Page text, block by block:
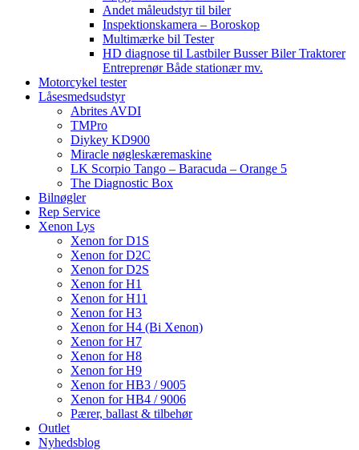
Andet måleudstyr til biler
Inspektionskamera – Boroskop
Multimærke bil Tester
HD diagnose til Lastbiler Busser Biler Traktorer
Entreprenør Både stationær mv.
Motorcykel tester
Låsesmedsudstyr
Abrites AVDI
TMPro
Diykey KD900
Miracle nøgleskæremaskine
LK Scorpio Tango – Baracuda – Orange 5
The Diagnostic Box
Bilnøgler
Rep Service
Xenon Lys
Xenon for D1S
Xenon for D2C
Xenon for D2S
Xenon for H1
Xenon for H11
Xenon for H3
Xenon for H4 (Bi Xenon)
Xenon for H7
Xenon for H8
Xenon for H9
Xenon for HB3 / 9005
Xenon for HB4 / 9006
Pærer, ballast & tilbehør
Outlet
Nyhedsblog